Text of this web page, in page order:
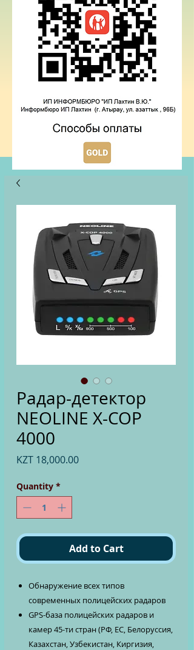
Радар-детектор
NEOLINE X-COP
4000
KZT 18,000.00Price
Quantity *
Add to Cart
Обнаружение всех типов
современных полицейских радаров
GPS-база полицейских радаров и
камер 45-ти стран (РФ, ЕС, Белоруссия,
Казахстан, Узбекистан, Киргизия,